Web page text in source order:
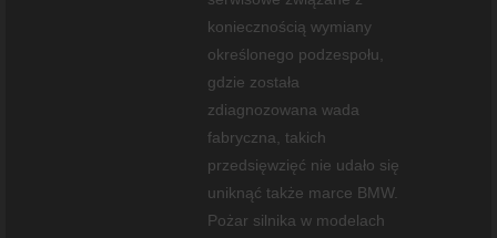
koniecznością wymiany
określonego podzespołu,
gdzie została
zdiagnozowana wada
fabryczna, takich
przedsięwzięć nie udało się
uniknąć także marce BMW.
Pożar silnika w modelach